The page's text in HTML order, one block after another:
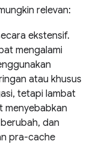
relevan:
ekstensif.
mengalami
atau khusus
tetapi lambat
menyebabkan
dan
pra-cache